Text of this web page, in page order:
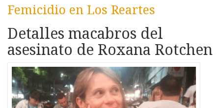
Femicidio en Los Reartes
Detalles macabros del
asesinato de Roxana Rotchen